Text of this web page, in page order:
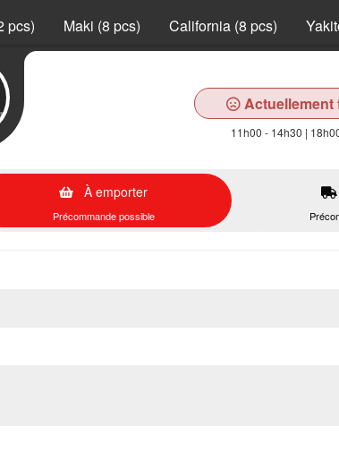
pcs) Maki (8 pcs) California (8 pcs)
Actuellement
11h00 - 14h30 |
À emporter
Précommande possible